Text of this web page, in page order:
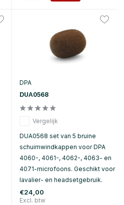
DPA
DUA0568
Vergelijk
DUA0568 set van 5 bruine
schuimwindkappen voor DPA
4060-, 4061-, 4062-, 4063- en
4071-microfoons. Geschikt voor
lavalier- en headsetgebruik.
€24,00
Excl. btw